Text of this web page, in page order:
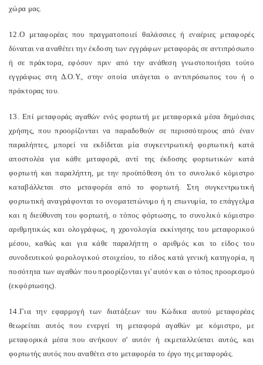
χώρα μας.
12.Ο μεταφορέας που πραγματοποιεί θαλάσσιες ή εναέριες μεταφορές
δύναται να αναθέτει την έκδοση των εγγράφων μεταφοράς σε αντιπρόσωπο
ή σε πράκτορα, εφόσον πριν από την ανάθεση γνωστοποιήσει τούτο
εγγράφως στη Δ.Ο.Υ., στην οποία υπάγεται ο αντιπρόσωπος του ή ο
πράκτορας του.
13. Επί μεταφοράς αγαθών ενός φορτωτή με μεταφορικά μέσα δημόσιας
χρήσης, που προορίζονται να παραδοθούν σε περισσότερους από έναν
παραλήπτες, μπορεί να εκδίδεται μία συγκεντρωτική φορτωτική κατά
αποστολέα για κάθε μεταφορά, αντί της έκδοσης φορτωτικών κατά
φορτωτή και παραλήπτη, με την προϋπόθεση ότι το συνολικό κόμιστρο
καταβάλλεται στο μεταφορέα από το φορτωτή. Στη συγκεντρωτική
φορτωτική αναγράφονται το ονοματεπώνυμο ή η επωνυμία, το επάγγελμα
και η διεύθυνση του φορτωτή, ο τόπος φόρτωσης, το συνολικό κόμιστρο
αριθμητικώς και ολογράφως, η χρονολογία εκκίνησης του μεταφορικού
μέσου, καθώς και για κάθε παραλήπτη ο αριθμός και το είδος του
συνοδευτικού φορολογικού στοιχείου, το είδος κατά γενική κατηγορία, η
ποσότητα των αγαθών που προορίζονται γι' αυτόν και ο τόπος προορισμού
(εκφόρτωσης).
14.Για την εφαρμογή των διατάξεων του Κώδικα αυτού μεταφορέας
θεωρείται αυτός που ενεργεί τη μεταφορά αγαθών με κόμιστρο, με
μεταφορικά μέσα που ανήκουν σ' αυτόν ή εκμεταλλεύεται αυτός, και
φορτωτής αυτός που αναθέτει στο μεταφορέα το έργο της μεταφοράς.